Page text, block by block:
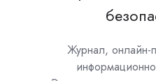
Журнал, онлайн-